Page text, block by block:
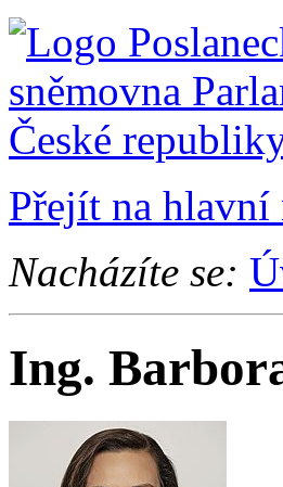
Přejít na hlavní
Nacházíte se:
Ing.